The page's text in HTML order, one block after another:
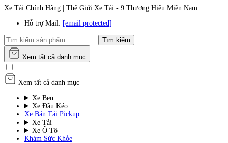
Xe Tải Chính Hãng | Thế Giới Xe Tải - 9 Thương Hiệu Miền Nam
Hỗ trợ Mail: [email protected]
Tìm kiếm
Xem tất cả danh mục
Xem tất cả danh mục
Xe Ben
Xe Đầu Kéo
Xe Bán Tải Pickup
Xe Tải
Xe Ô Tô
Khám Sức Khỏe